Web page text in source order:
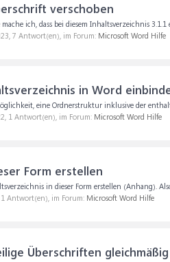
verschoben
ich, dass bei diesem Inhaltsverzeichnis
, 7 Antwort(en), im Forum: Microsoft Word Hilfe
in Word
eine Ordnerstruktur inklusive der
, 1 Antwort(en), im Forum: Microsoft Word Hilfe
Form erstellen
in dieser Form erstellen (Anhang).
Antwort(en), im Forum: Microsoft Word Hilfe
Überschriften